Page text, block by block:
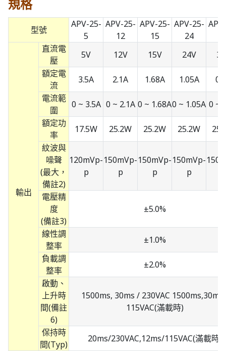
規格
型號
APV-25-
5
APV-25-
12
APV-25-
15
APV-25-
24
輸出
直流電
壓
5V 12V 15V 24V
額定電
流
3.5A 2.1A 1.68A 1.05A
電流範
圍
0 ~ 3.5A 0 ~ 2.1A 0 ~ 1.68A0 ~ 1.05A 0 ~
額定功
率
17.5W 25.2W 25.2W 25.2W
紋波與
噪聲
(最大，
備註2)
120mVp-
p
150mVp-
p
150mVp-
p
150mVp-
p
電壓精
度
(備註3)
±5.0%
線性調
整率
±1.0%
負載調
整率
±2.0%
啟動、
上升時
間(備註
6)
1500ms, 30ms / 230VAC 1500ms,30ms
115VAC(滿載時)
保持時
間(Typ)
20ms/230VAC,12ms/115VAC(滿載時)